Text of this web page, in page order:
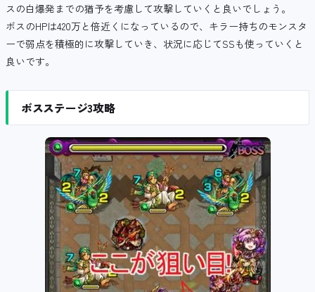
スの白爆発までの猶予を考慮して攻撃していくと良いでしょう。
ボスのHPは420万と倍近くになっているので、キラー持ちのモンスタ
ーで弱点を積極的に攻撃していき、状況に応じてSSも使っていくと
良いです。
ボスステージ3攻略